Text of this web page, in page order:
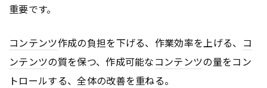
重要です。
コンテンツ作成の負担を下げる、作業効率を上げる、 コ
ンテンツの質を保つ、作成可能なコンテンツの量をコン
トロールする、全体の改善を重ねる。